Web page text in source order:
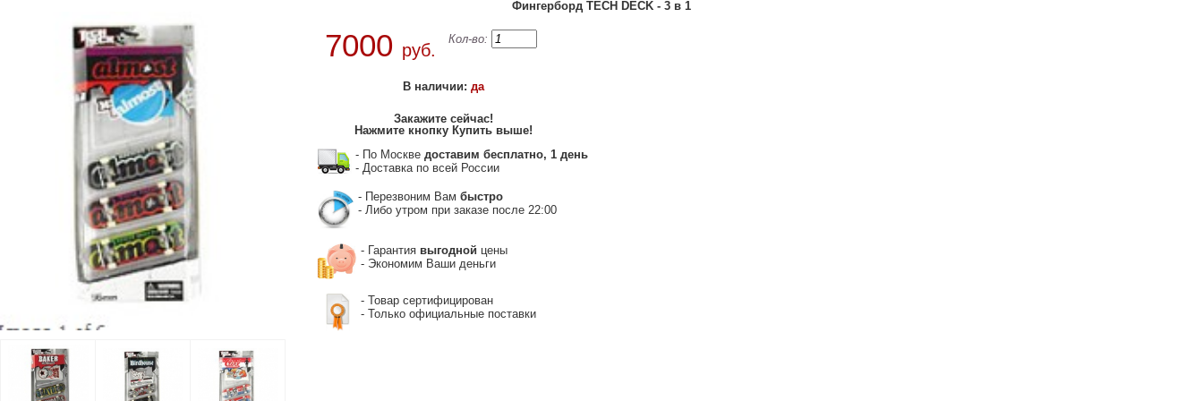
Фингерборд TECH DECK - 3 в 1
7000 руб.
Кол-во:
В наличии: да
Закажите сейчас!
Нажмите кнопку Купить выше!
- По Москве доставим бесплатно, 1 день
- Доставка по всей России
- Перезвоним Вам быстро
- Либо утром при заказе после 22:00
- Гарантия выгодной цены
- Экономим Ваши деньги
- Товар сертифицирован
- Только официальные поставки